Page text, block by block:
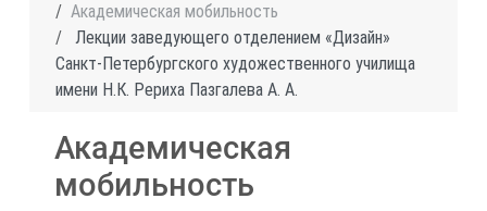
Академическая мобильность
Лекции заведующего отделением «Дизайн»
Санкт-Петербургского художественного училища
имени Н.К. Рериха Пазгалева А. А.
Академическая
мобильность